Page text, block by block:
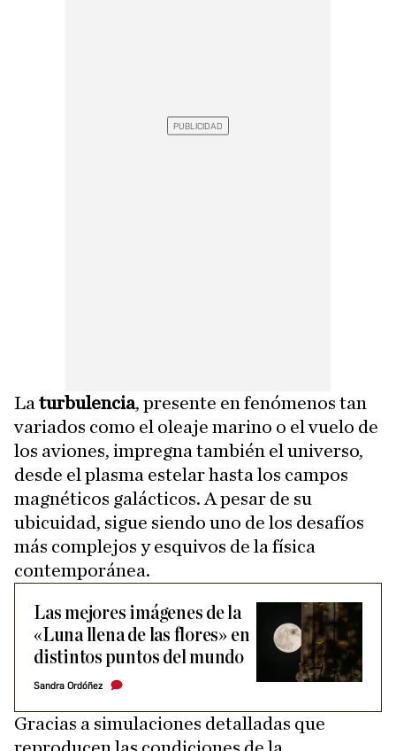
La turbulencia, presente en fenómenos tan
variados como el oleaje marino o el vuelo de
los aviones, impregna también el universo,
desde el plasma estelar hasta los campos
magnéticos galácticos. A pesar de su
ubicuidad, sigue siendo uno de los desafíos
más complejos y esquivos de la física
contemporánea.
Las mejores imágenes de la
«Luna llena de las flores» en
distintos puntos del mundo
Sandra Ordóñez
Gracias a simulaciones detalladas que